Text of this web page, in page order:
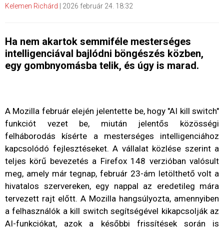
Kelemen Richárd 2026 február 24. 18:32
Ha nem akartok semmiféle mesterséges
intelligenciával bajlódni böngészés közben,
egy gombnyomásba telik, és úgy is marad.
A Mozilla február elején jelentette be, hogy "AI kill switch"
funkciót vezet be, miután jelentős közösségi
felháborodás kísérte a mesterséges intelligenciához
kapcsolódó fejlesztéseket. A vállalat közlése szerint a
teljes körű bevezetés a Firefox 148 verzióban valósult
meg, amely már tegnap, február 23-ám letölthető volt a
hivatalos szervereken, egy nappal az eredetileg mára
tervezett rajt előtt. A Mozilla hangsúlyozta, amennyiben
a felhasználók a kill switch segítségével kikapcsolják az
AI-funkciókat, azok a későbbi frissítések során is